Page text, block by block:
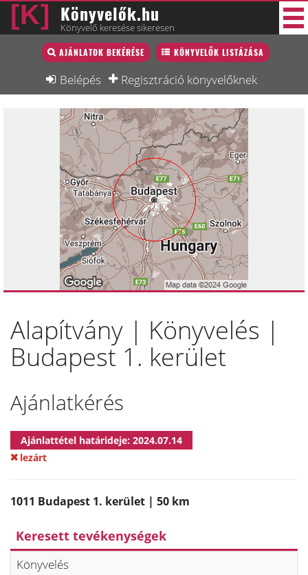
Könyvelők.hu
Könyvelő keresése sikeresen
AJÁNLATOK BEKÉRÉSE KÖNYVELŐK LISTÁZÁSA
Belépés Regisztráció könyvelőknek
Könyvelő lista
Könyvelési munkák
Képzésnaptár
Alapítvány | Könyvelés |
Budapest 1. kerület
Ajánlatkérés
Ajánlattétel határideje: 2024.07.14
lezárt
1011 Budapest 1. kerület | 50 km
Keresett tevékenységek
Könyvelés